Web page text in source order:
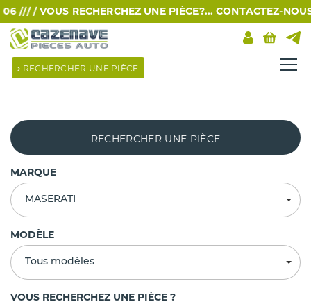
/// / VOUS RECHERCHEZ UNE PIÈCE?... CONTACTEZ-
RECHERCHER UNE PIÈCE
RECHERCHER UNE PIÈCE
MARQUE
MASERATI
MODÈLE
Tous modèles
VOUS RECHERCHEZ UNE PIÈCE ?